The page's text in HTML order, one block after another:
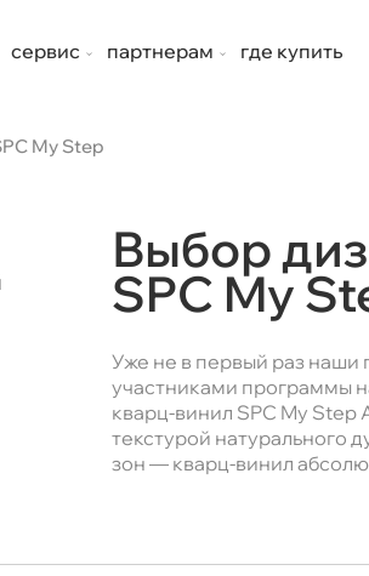
сервис партнерам где купить
My Step
Выбор
SPC My
Уже не в первый раз наши
участниками программы
кварц-винил SPC My Step
текстурой натурального
зон — кварц-винил